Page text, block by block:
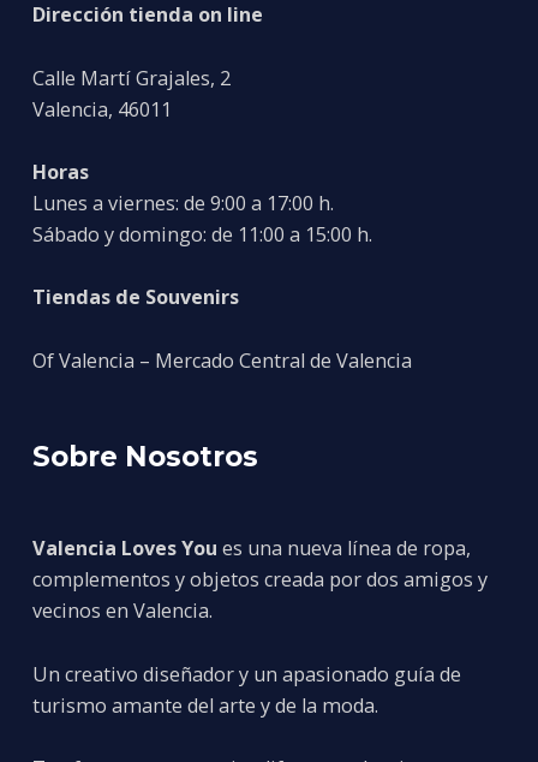
Dirección tienda on line
Calle Martí Grajales, 2
Valencia, 46011
Horas
Lunes a viernes: de 9:00 a 17:00 h.
Sábado y domingo: de 11:00 a 15:00 h.
Tiendas de Souvenirs
Of Valencia – Mercado Central de Valencia
Sobre Nosotros
Valencia Loves You es una nueva línea de ropa,
complementos y objetos creada por dos amigos y
vecinos en Valencia.
Un creativo diseñador y un apasionado guía de
turismo amante del arte y de la moda.